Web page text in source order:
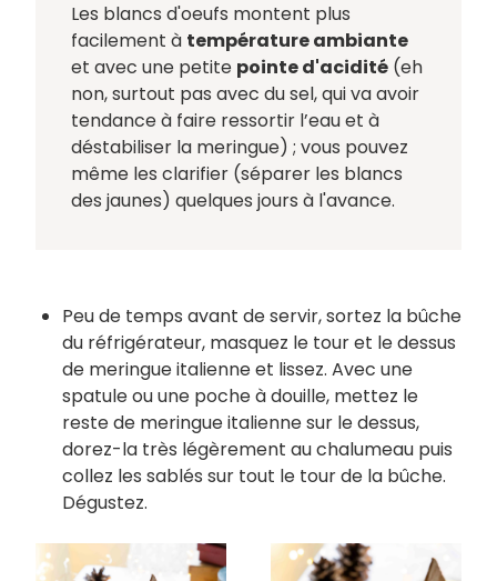
Les blancs d'oeufs montent plus
facilement à température ambiante
et avec une petite pointe d'acidité (eh
non, surtout pas avec du sel, qui va avoir
tendance à faire ressortir l’eau et à
déstabiliser la meringue) ; vous pouvez
même les clarifier (séparer les blancs
des jaunes) quelques jours à l'avance.
Peu de temps avant de servir, sortez la bûche
du réfrigérateur, masquez le tour et le dessus
de meringue italienne et lissez. Avec une
spatule ou une poche à douille, mettez le
reste de meringue italienne sur le dessus,
dorez-la très légèrement au chalumeau puis
collez les sablés sur tout le tour de la bûche.
Dégustez.